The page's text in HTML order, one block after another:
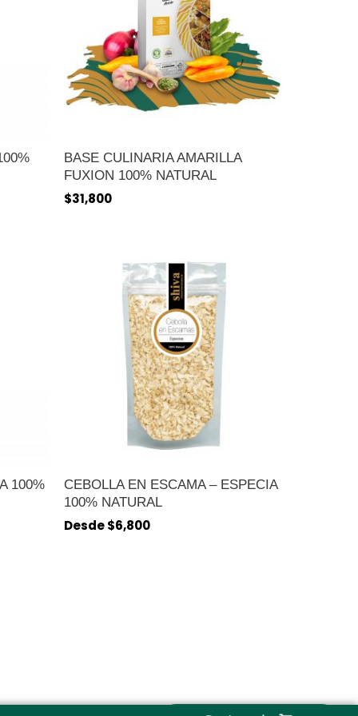
BASE CULINARIA AMARILLA
FUXION 100% NATURAL
$31,800
100%
CEBOLLA EN ESCAMA – ESPECIA
100% NATURAL
Desde$6,800